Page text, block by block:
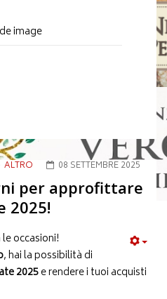
ALTRO 08 SETTEMBRE 2025
per approfittare
2025!
occasioni!
, hai la possibilità di
2025e rendere i tuoi acquisti